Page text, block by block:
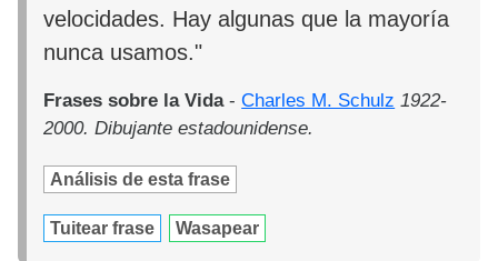
velocidades. Hay algunas que la mayoría
nunca usamos."
Frases sobre la Vida-Charles M. Schulz 1922-
2000. Dibujante estadounidense.
Análisis de esta frase
Tuitear frase Wasapear